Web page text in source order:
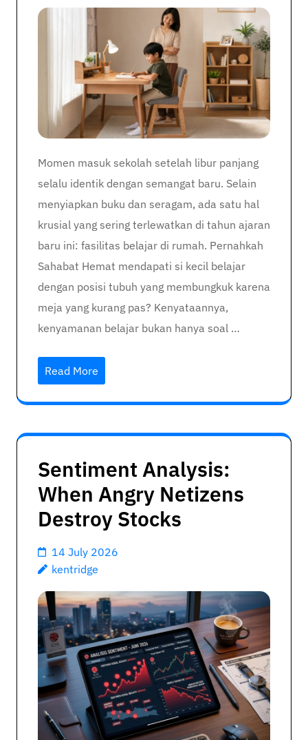
Momen masuk sekolah setelah libur panjang
selalu identik dengan semangat baru. Selain
menyiapkan buku dan seragam, ada satu hal
krusial yang sering terlewatkan di tahun ajaran
baru ini: fasilitas belajar di rumah. Pernahkah
Sahabat Hemat mendapati si kecil belajar
dengan posisi tubuh yang membungkuk karena
meja yang kurang pas? Kenyataannya,
kenyamanan belajar bukan hanya soal …
Read More
Sentiment Analysis:
When Angry Netizens
Destroy Stocks
14 July 2026
kentridge